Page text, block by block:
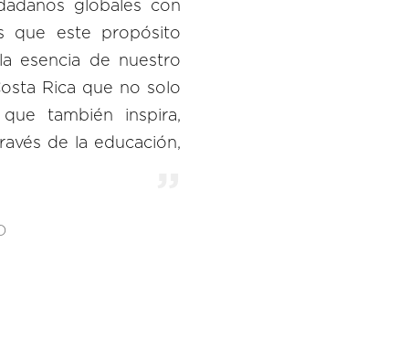
globales con
que este propósito
esencia de nuestro
Rica que no solo
también inspira,
de la educación,